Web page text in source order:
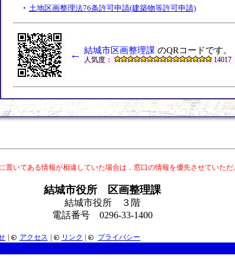
・ 土地区画整理法76条許可申請(建築物等許可申請)
← 結城市区画整理課 のQRコードです。
人気度： 14017
置いてある情報が相違していた場合は，窓口の情報を優先させていただ
結城市役所 区画整理課
結城市役所 ３階
電話番号 0296-33-1400
アクセス リンク
プライバシー